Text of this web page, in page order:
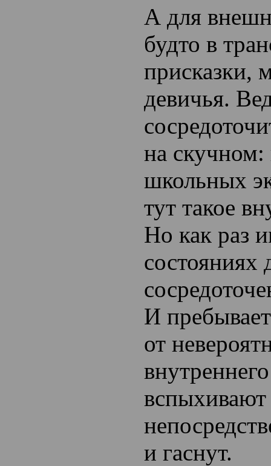
А для
будто в
присказки,
девичья.
на
школьных
тут такое
Но как раз
состояниях
И
от
вспыхивают
и гаснут.